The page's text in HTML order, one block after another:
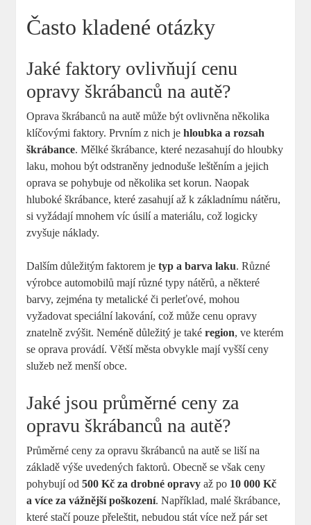
Často kladené otázky
Jaké faktory ovlivňují cenu
opravy škrábanců na autě?
Oprava škrábanců na autě může být ovlivněna několika
klíčovými faktory. Prvním z nich jehloubka a rozsah
škrábance. Mělké škrábance, které nezasahují do hloubky
laku, mohou být odstraněny jednoduše leštěním a jejich
oprava se pohybuje od několika set korun. Naopak
hluboké škrábance, které zasahují až k základnímu nátěru,
si vyžádají mnohem víc úsilí a materiálu, což logicky
zvyšuje náklady.
Dalším důležitým faktorem jetyp a barva laku. Různé
výrobce automobilů mají různé typy nátěrů, a některé
barvy, zejména ty metalické či perleťové, mohou
vyžadovat speciální lakování, což může cenu opravy
znatelně zvýšit. Neméně důležitý je takéregion, ve kterém
se oprava provádí. Větší města obvykle mají vyšší ceny
služeb než menší obce.
Jaké jsou průměrné ceny za
opravu škrábanců na autě?
Průměrné ceny za opravu škrábanců na autě se liší na
základě výše uvedených faktorů. Obecně se však ceny
pohybují od500 Kč za drobné opravy až po 10 000 Kč
a více za vážnější poškození. Například, malé škrábance,
které stačí pouze přeleštit, nebudou stát více než pár set